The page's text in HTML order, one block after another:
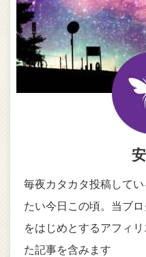
毎夜カタカタ投稿して
たい今日この頃。当ブ
をはじめとするアフィ
た記事を含みます